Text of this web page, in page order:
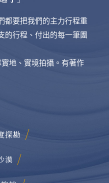
旺旅趣｜第一屆 全
區